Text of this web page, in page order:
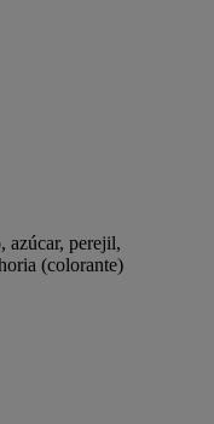
azúcar, perejil,
(colorante)